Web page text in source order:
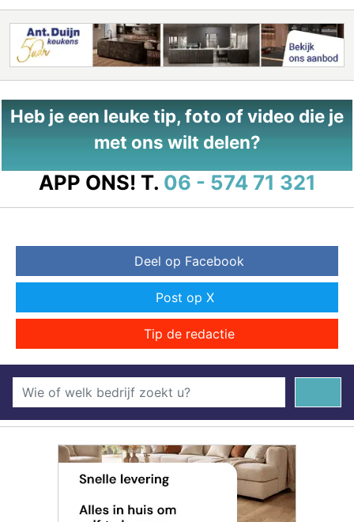
Heb je een leuke tip, foto of video die je
met ons wilt delen?
APP ONS! T. 06 - 574 71 321
Deel op Facebook
Post op X
Tip de redactie